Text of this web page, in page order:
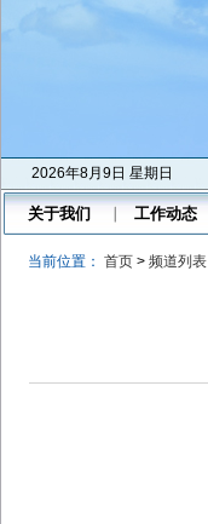
2026年8月9日 星期日
关于我们 工作动态
当前位置：首页 >频道列表